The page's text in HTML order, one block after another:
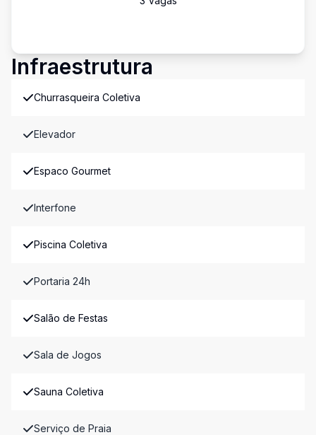
Infraestrutura
Churrasqueira Coletiva
Elevador
Espaco Gourmet
Interfone
Piscina Coletiva
Portaria 24h
Salão de Festas
Sala de Jogos
Sauna Coletiva
Serviço de Praia